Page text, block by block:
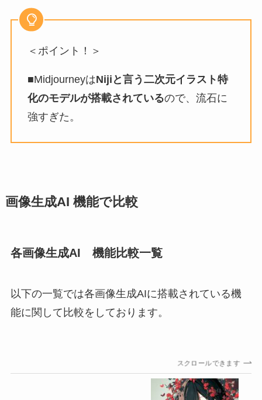
＜ポイント！＞
■MidjourneyはNijiと言う二次元イラスト特
化のモデルが搭載されているので、流石に
強すぎた。
画像生成AI 機能で比較
各画像生成AI 機能比較一覧
以下の一覧では各画像生成AIに搭載されている機
能に関して比較をしております。
スクロールできます